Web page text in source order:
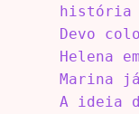
história
Devo
Helena
Marina
A ideia